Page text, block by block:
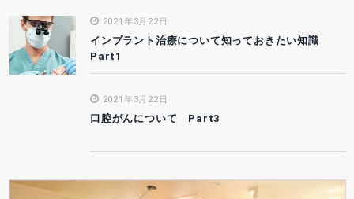
2021年3月22日
インプラント治療について知っておきたい知識
Part1
2021年3月22日
口腔がんについて Part3